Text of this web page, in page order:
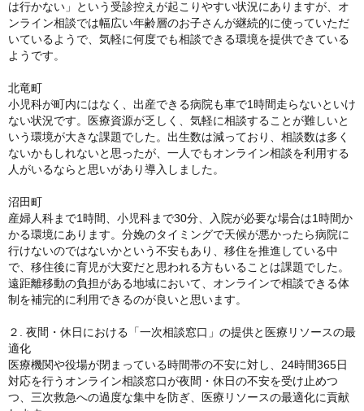
は行かない」という受診控えが起こりやすい状況にありますが、オ
ンライン相談では幅広い年齢層のお子さんが継続的に使っていただ
いているようで、気軽に何度でも相談できる環境を提供できている
ようです。
北竜町
小児科が町内にはなく、出産できる病院も車で1時間走らないといけ
ない状況です。医療資源が乏しく、気軽に相談することが難しいと
いう環境が大きな課題でした。出生数は減っており、相談数は多く
ないかもしれないと思ったが、一人でもオンライン相談を利用する
人がいるならと思いがあり導入しました。
沼田町
産婦人科まで1時間、小児科まで30分、入院が必要な場合は1時間か
かる環境にあります。分娩のタイミングで天候が悪かったら病院に
行けないのではないかという不安もあり、移住を推進している中
で、移住後に育児が大変だと思われる方もいることは課題でした。
遠距離移動の負担がある地域において、オンラインで相談できる体
制を補完的に利用できるのが良いと思います。
２. 夜間・休日における「一次相談窓口」の提供と医療リソースの最
適化
医療機関や役場が閉まっている時間帯の不安に対し、24時間365日
対応を行うオンライン相談窓口が夜間・休日の不安を受け止めつ
つ、三次救急への過度な集中を防ぎ、医療リソースの最適化に貢献